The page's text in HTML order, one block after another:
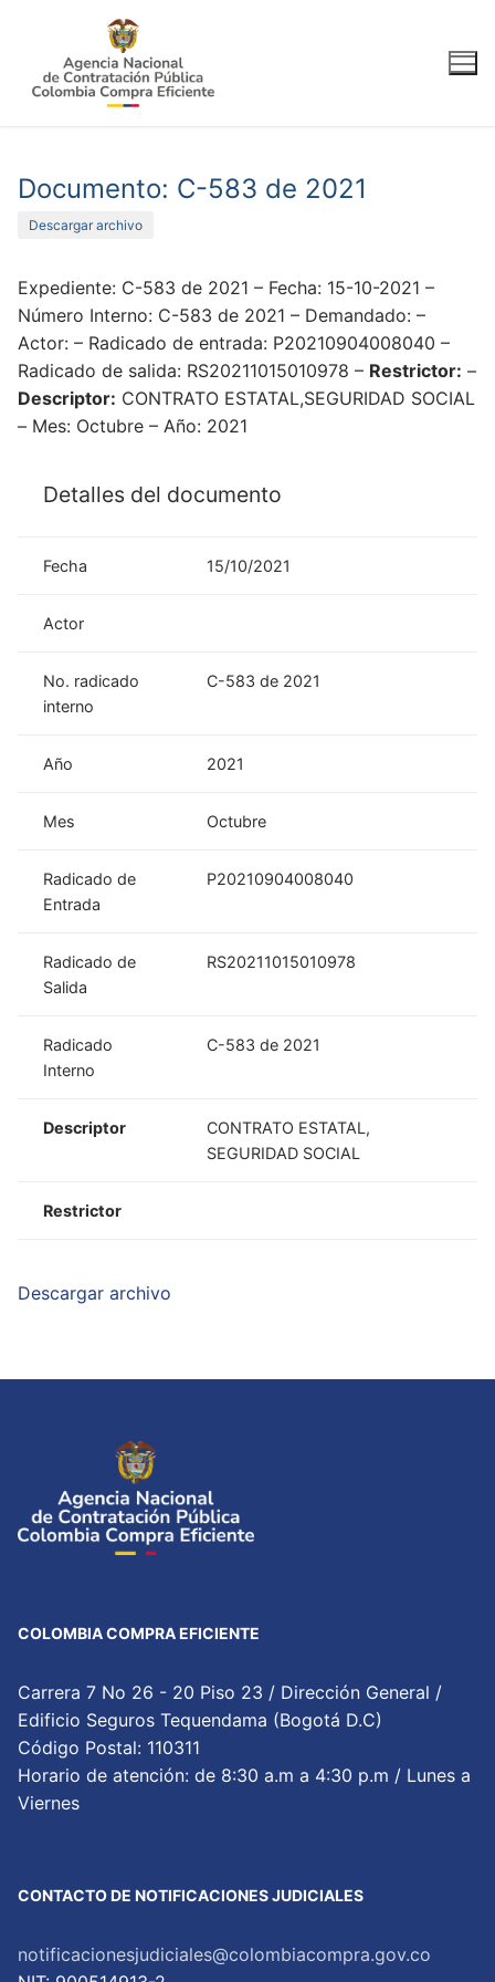
contenido
Documento: C-583 de 2021
Descargar archivo
Expediente: C-583 de 2021 – Fecha: 15-10-2021 –
Número Interno: C-583 de 2021 – Demandado: –
Actor: – Radicado de entrada: P20210904008040 –
Radicado de salida: RS20211015010978 – Restrictor: –
Descriptor: CONTRATO ESTATAL,SEGURIDAD SOCIAL
– Mes: Octubre – Año: 2021
Detalles del documento
Fecha 15/10/2021
Actor
No. radicado
interno
C-583 de 2021
Año 2021
Mes Octubre
Radicado de
Entrada
P20210904008040
Radicado de
Salida
RS20211015010978
Radicado
Interno
C-583 de 2021
Descriptor
CONTRATO ESTATAL,
SEGURIDAD SOCIAL
Restrictor
Descargar archivo
COLOMBIA COMPRA EFICIENTE
Carrera 7 No 26 - 20 Piso 23 / Dirección General /
Edificio Seguros Tequendama (Bogotá D.C)
Código Postal: 110311
Horario de atención: de 8:30 a.m a 4:30 p.m / Lunes a
Viernes
CONTACTO DE NOTIFICACIONES JUDICIALES
notificacionesjudiciales@colombiacompra.gov.co